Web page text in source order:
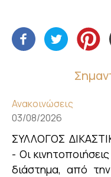
Ανακοινώσεις
03/08/2026
ΣΥΛΛΟΓΟΣ
- Οι
διάστημα, από